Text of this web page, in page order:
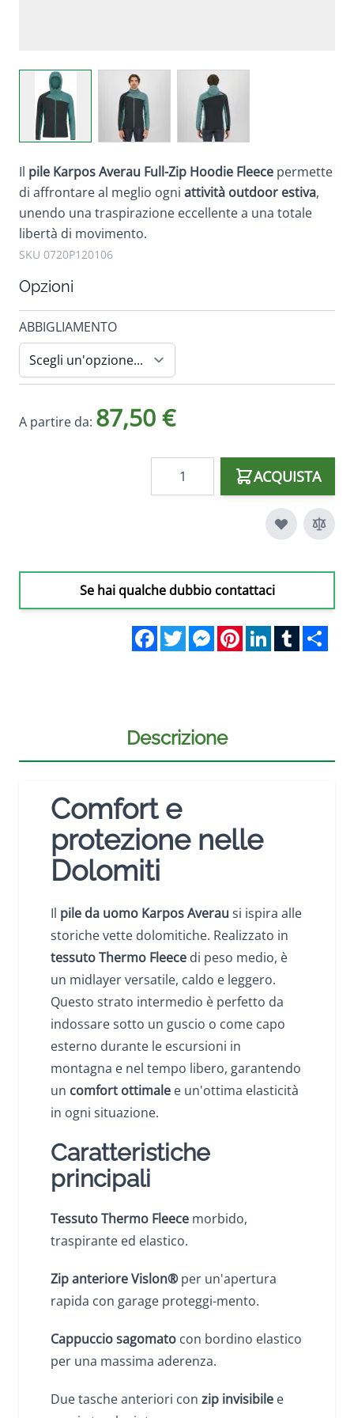
View larger imageView larger imageView larger image
Il pile Karpos Averau Full-Zip Hoodie Fleece permette
di affrontare al meglio ogni attività outdoor estiva,
unendo una traspirazione eccellente a una totale
libertà di movimento.
SKU 0720P120106
Opzioni
ABBIGLIAMENTO
A partire da: 87,50 €
ACQUISTA
Se hai qualche dubbio contattaci
FacebookTwitterMessengerPinterestLinkedInTumblr
Descrizione
Comfort e
protezione nelle
Dolomiti
Il pile da uomo Karpos Averau si ispira alle
storiche vette dolomitiche. Realizzato in
tessuto Thermo Fleece di peso medio, è
un midlayer versatile, caldo e leggero.
Questo strato intermedio è perfetto da
indossare sotto un guscio o come capo
esterno durante le escursioni in
montagna e nel tempo libero, garantendo
un comfort ottimale e un'ottima elasticità
in ogni situazione.
Caratteristiche
principali
Tessuto Thermo Fleece morbido,
traspirante ed elastico.
Zip anteriore Vislon®per un'apertura
rapida con garage proteggi-mento.
Cappuccio sagomato con bordino elastico
per una massima aderenza.
Due tasche anteriori con zip invisibile e